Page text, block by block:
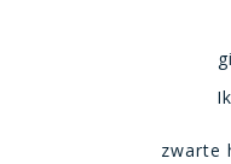
zwarte